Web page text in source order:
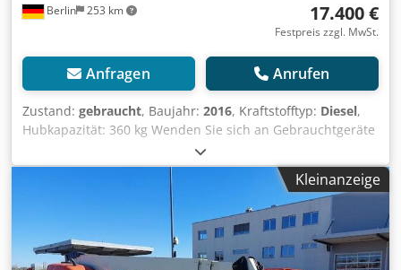
Berlin 253 km 17.400 €
Festpreis zzgl. MwSt.
Anfragen Anrufen
Zustand: gebraucht, Baujahr: 2016, Kraftstofftyp: Diesel,
Hubkapazität: 360 kg Wenden Sie sich an Gebrauchtgeräte
Center, um weitere Informationen zu erhalten. Csdpfx
Aezfkr Soa Ejha DE01
Kleinanzeige